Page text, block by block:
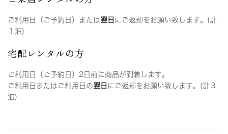
ご利用日（ご予約日）または翌日 にご返却をお願い致します。(計
１泊)
宅配レンタルの方
ご利用日（ご予約日）2日前に商品が到着します。
ご利用日またはご利用日の翌日 にご返却をお願い致します。(計３
泊)